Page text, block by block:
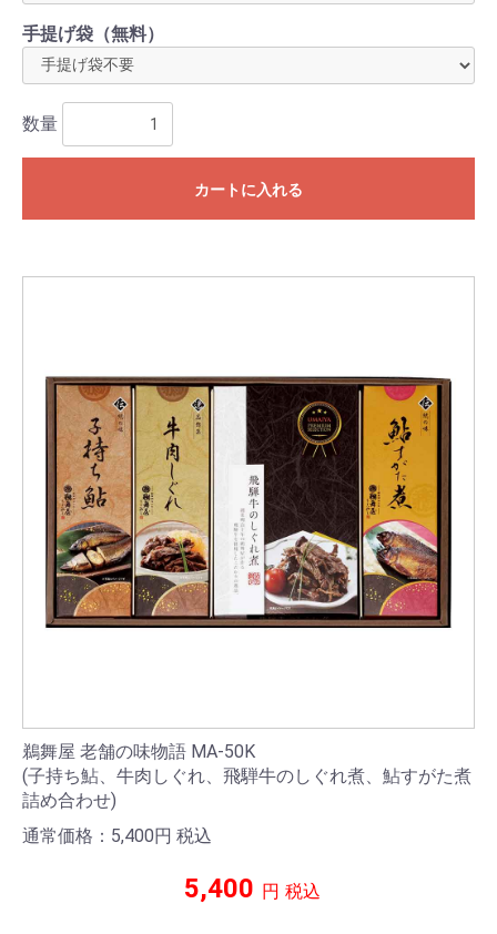
手提げ袋（無料）
数量
カートに入れる
鵜舞屋 老舗の味物語 MA-50K
(子持ち鮎、牛肉しぐれ、飛騨牛のしぐれ煮、鮎すがた煮
詰め合わせ)
通常価格：5,400円 税込
5,400 円 税込